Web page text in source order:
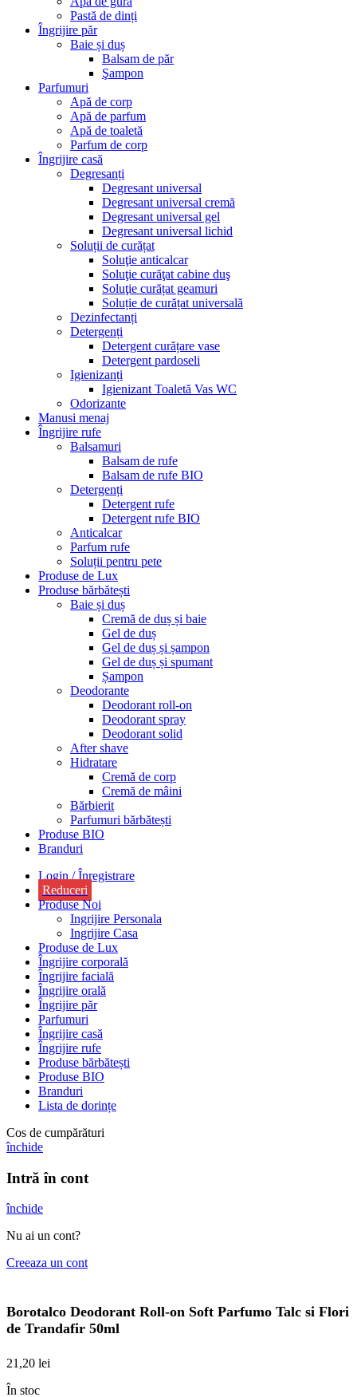
Pastă de dinți
Îngrijire păr
Baie și duș
Balsam de păr
Şampon
Parfumuri
Apă de corp
Apă de parfum
Apă de toaletă
Parfum de corp
Îngrijire casă
Degresanți
Degresant universal
Degresant universal cremă
Degresant universal gel
Degresant universal lichid
Soluții de curățat
Soluţie anticalcar
Soluţie curăţat cabine duş
Soluţie curățat geamuri
Soluție de curățat universală
Dezinfectanți
Detergenți
Detergent curățare vase
Detergent pardoseli
Igienizanți
Igienizant Toaletă Vas WC
Odorizante
Manusi menaj
Îngrijire rufe
Balsamuri
Balsam de rufe
Balsam de rufe BIO
Detergenți
Detergent rufe
Detergent rufe BIO
Anticalcar
Parfum rufe
Soluții pentru pete
Produse de Lux
Produse bărbătești
Baie și duș
Cremă de duș și baie
Gel de duș
Gel de duș și șampon
Gel de duș și spumant
Șampon
Deodorante
Deodorant roll-on
Deodorant spray
Deodorant solid
After shave
Hidratare
Cremă de corp
Cremă de mâini
Bărbierit
Parfumuri bărbătești
Produse BIO
Branduri
Login / Înregistrare
Reduceri
Produse Noi
Ingrijire Personala
Ingrijire Casa
Produse de Lux
Îngrijire corporală
Îngrijire facială
Îngrijire orală
Îngrijire păr
Parfumuri
Îngrijire casă
Îngrijire rufe
Produse bărbătești
Produse BIO
Branduri
Lista de dorințe
Cos de cumpărături
închide
Intră în cont
închide
Nu ai un cont?
Creeaza un cont
Borotalco Deodorant Roll-on Soft Parfumo Talc si Flori
de Trandafir 50ml
21,20 lei
În stoc